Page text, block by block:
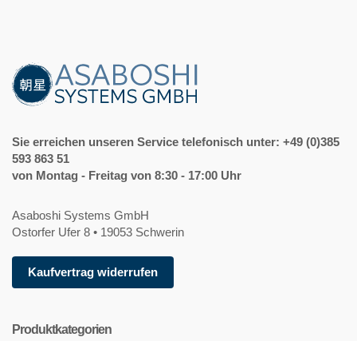
Sie erreichen unseren Service telefonisch unter: +49 (0)385
593 863 51
von Montag - Freitag von 8:30 - 17:00 Uhr
Asaboshi Systems GmbH
Ostorfer Ufer 8 • 19053 Schwerin
Kaufvertrag widerrufen
Produktkategorien